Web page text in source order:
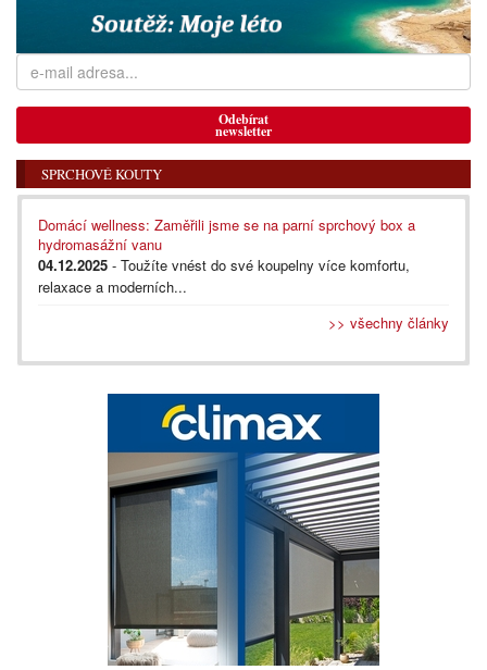
Odebírat
newsletter
SPRCHOVÉ KOUTY
Domácí wellness: Zaměřili jsme se na parní sprchový box a
hydromasážní vanu
04.12.2025 - Toužíte vnést do své koupelny více komfortu,
relaxace a moderních...
>> všechny články